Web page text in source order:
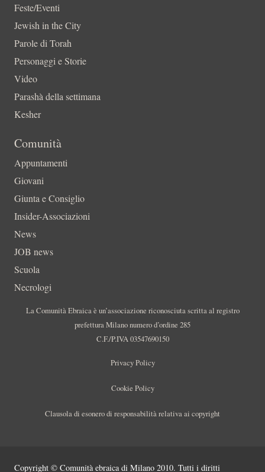
Feste/Eventi
Jewish in the City
Parole di Torah
Personaggi e Storie
Video
Parashà della settimana
Kesher
Comunità
Appuntamenti
Giovani
Giunta e Consiglio
Insider-Associazioni
News
JOB news
Scuola
Necrologi
La Comunità Ebraica è un’associazione riconosciuta scritta al registro
prefettura Milano numero d’ordine 285
C.F./P.IVA 03547690150
Privacy Policy
Cookie Policy
Clausola di esonero di responsabilità relativa ai copyright
Copyright © Comunità ebraica di Milano 2010. Tutti i diritti